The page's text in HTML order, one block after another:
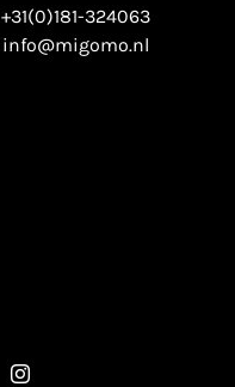
+31(0)181-324063
info@migomo.nl